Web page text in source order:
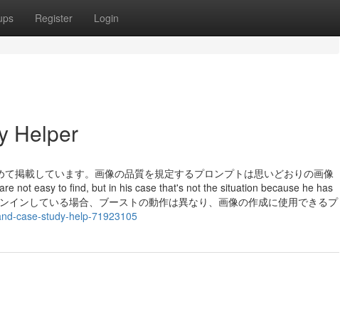
Register Login
Helper
掲載しています。画像の品質を規定するプロンプトは思いどおりの画像
not easy to find, but in his case that's not the situation because he has
ンしている場合、ブーストの動作は異なり、画像の作成に使用できるプ
case-study-help-71923105